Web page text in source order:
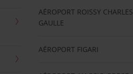
AÉROPORT ROISSY
GAULLE
AÉROPORT FIGARI